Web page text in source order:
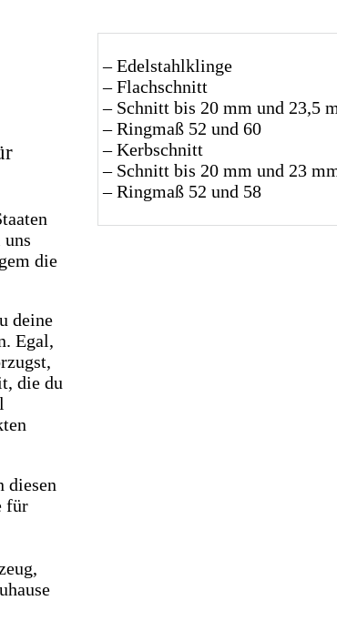
die
deine
Egal,
die du
diesen
für
– Edelstahlklinge
– Flachschnitt
– Schnitt bis 20 mm und 23,5
– Ringmaß 52 und 60
– Kerbschnitt
– Schnitt bis 20 mm und 23
– Ringmaß 52 und 58